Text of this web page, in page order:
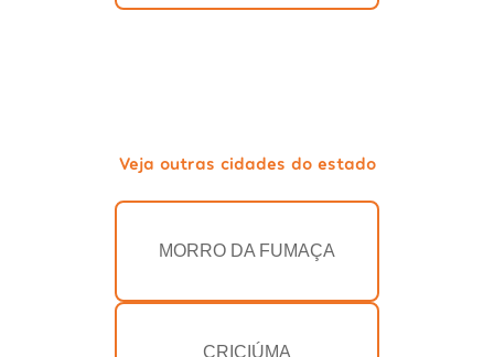
Veja outras cidades do estado
MORRO DA FUMAÇA
CRICIÚMA